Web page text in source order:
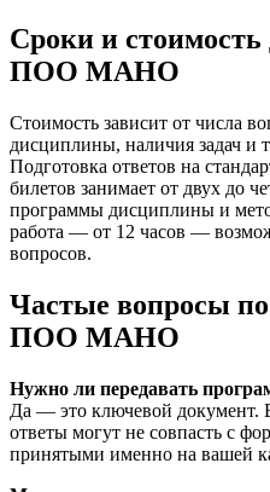
Сроки и
ПОО МАНО
Стоимость зависит от числа
дисциплины, наличия задач и
Подготовка ответов на
билетов занимает от двух до
программы дисциплины и
работа — от 12 часов —
вопросов.
Частые вопросы
ПОО МАНО
Нужно ли передавать
Да — это ключевой документ.
ответы могут не совпасть с
принятыми именно на вашей